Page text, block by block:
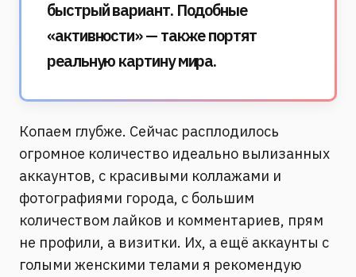
быстрый вариант. Подобные
«активности» — также портят
реальную картину мира.
Копаем глубже. Сейчас расплодилось
огромное количество идеально вылизанных
аккаунтов, с красивыми коллажами и
фотографиями города, с большим
количеством лайков и комментариев, прям
не профили, а визитки. Их, а ещё аккаунты с
голыми женскими телами я рекомендую